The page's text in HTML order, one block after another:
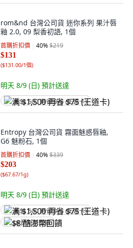
rom&nd 台灣公司貨 迷你系列 果汁唇
釉 2.0, 09 梨香初語, 1個
首購折扣價 40%$219
$131
($131.00/1個)
明天 8/9 (日) 預計送達
满 $1,500 再省 $75 (王道卡)
Entropy 台灣公司貨 霧面魅惑唇釉,
G6 魅粉石, 1個
首購折扣價 40%$339
$203
($67.67/1g)
明天 8/9 (日) 預計送達
满 $1,500 再省 $75 (王道卡)
$8 酷澎幣回饋